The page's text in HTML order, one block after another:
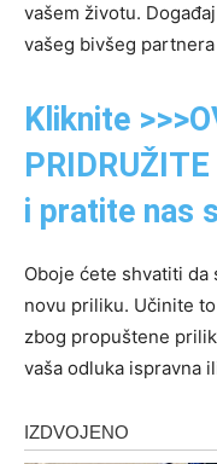
vašem životu.
vašeg bivšeg
Kliknite
i pratite nas
Oboje ćete shvatiti
novu priliku. Učinite
zbog propuštene
vaša odluka ispravna